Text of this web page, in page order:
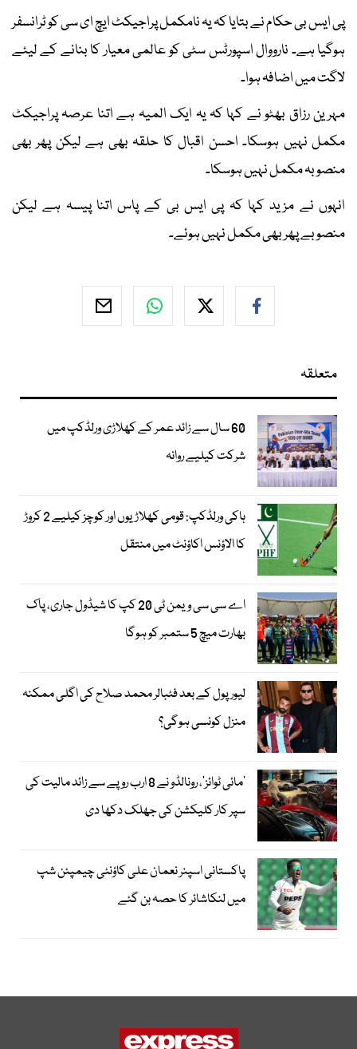
پی ایس بی حکام نے بتایا کہ یہ نامکمل پراجیکٹ ایچ ای سی کو ٹرانسفر
ہوگیا ہے۔ نارووال اسپورٹس سٹی کو عالمی معیار کا بنانے کے لیئے
لاگت میں اضافہ ہوا۔
مہرین رزاق بھٹو نے کہا کہ یہ ایک المیہ ہے اتنا عرصہ پراجیکٹ
مکمل نہیں ہوسکا۔ احسن اقبال کا حلقہ بھی ہے لیکن پھر بھی
منصوبہ مکمل نہیں ہوسکا۔
انہوں نے مزید کہا کہ پی ایس بی کے پاس اتنا پیسہ ہے لیکن
منصوبے پھر بھی مکمل نہیں ہوئے۔
متعلقہ
60 سال سے زائد عمر کے کھلاڑی ورلڈکپ میں
شرکت کیلیے روانہ
ہاکی ورلڈکپ: قومی کھلاڑیوں اور کوچز کیلیے 2 کروڑ
کا الاؤنس اکاؤنٹ میں منتقل
اے سی سی ویمن ٹی 20 کپ کا شیڈول جاری، پاک
بھارت میچ 5 ستمبر کو ہوگا
لیور پول کے بعد فٹبالر محمد صلاح کی اگلی ممکنہ
منزل کونسی ہوگی؟
’مائی ٹوائز‘، رونالڈو نے 8 ارب روپے سے زائد مالیت کی
سپر کار کلیکشن کی جھلک دکھا دی
پاکستانی اسپنر نعمان علی کاؤنٹی چیمپئن شپ
میں لنکاشائر کا حصہ بن گئے